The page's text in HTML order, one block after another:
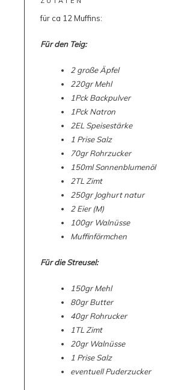
für ca 12 Muffins:
Für den Teig:
2 große Äpfel
220gr Mehl
1Pck Backpulver
1Pck Natron
2EL Speisestärke
1 Prise Salz
70gr Rohrzucker
150ml Sonnenblumenöl
2TL Zimt
250gr Joghurt natur
2 Eier (M)
100gr Walnüsse
Muffinförmchen
Für die Streusel:
150gr Mehl
80gr Butter
40gr Rohrucker
1TL Zimt
20gr Walnüsse
1 Prise Salz
eventuell Puderzucker